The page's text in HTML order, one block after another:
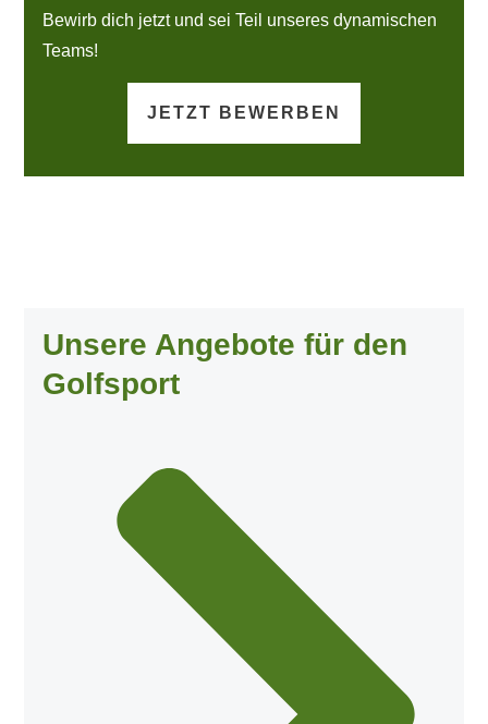
Bewirb dich jetzt und sei Teil unseres dynamischen
Teams!
JETZT BEWERBEN
Unsere Angebote für den
Golfsport